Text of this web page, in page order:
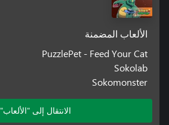
الألعاب المضمنة
PuzzlePet - Feed Your Cat
Sokolab
Sokomonster
الانتقال إلى "الألعاب"